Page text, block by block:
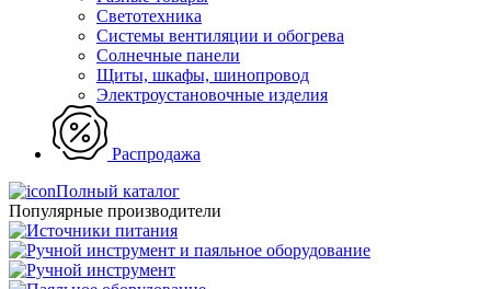
Светотехника
Системы вентиляции и обогрева
Солнечные панели
Щиты, шкафы, шинопровод
Электроустановочные изделия
Распродажа
Полный каталог
Популярные производители